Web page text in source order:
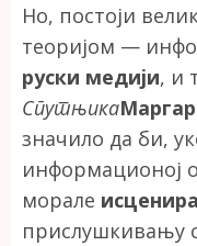
Но, постоји
теоријом —
руски медији, и
Спутњика
значило да би,
информационој
морале
прислушкивању